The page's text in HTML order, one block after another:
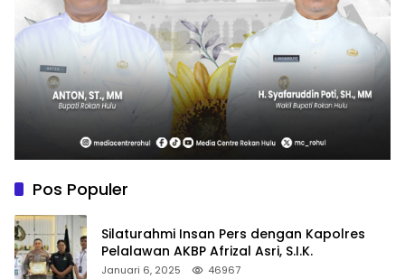
Pos Populer
Silaturahmi Insan Pers dengan Kapolres
Pelalawan AKBP Afrizal Asri, S.I.K.
Januari 6, 2025 46967